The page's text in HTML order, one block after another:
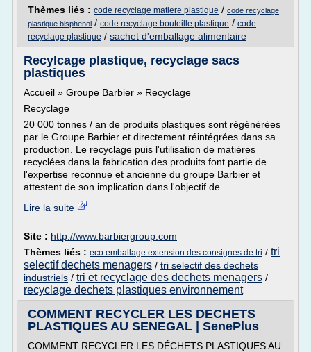
Thèmes liés : code recyclage matiere plastique / code recyclage
plastique bisphenol / code recyclage bouteille plastique / code
recyclage plastique / sachet d'emballage alimentaire
Recylcage plastique, recyclage sacs
plastiques
Accueil » Groupe Barbier » Recyclage
Recyclage
20 000 tonnes / an de produits plastiques sont régénérées
par le Groupe Barbier et directement réintégrées dans sa
production. Le recyclage puis l'utilisation de matières
recyclées dans la fabrication des produits font partie de
l'expertise reconnue et ancienne du groupe Barbier et
attestent de son implication dans l'objectif de...
Lire la suite
Site : http://www.barbiergroup.com
Thèmes liés : eco emballage extension des consignes de tri / tri
selectif dechets menagers / tri selectif des dechets
industriels / tri et recyclage des dechets menagers /
recyclage dechets plastiques environnement
COMMENT RECYCLER LES DECHETS
PLASTIQUES AU SENEGAL | SenePlus
COMMENT RECYCLER LES DÉCHETS PLASTIQUES AU